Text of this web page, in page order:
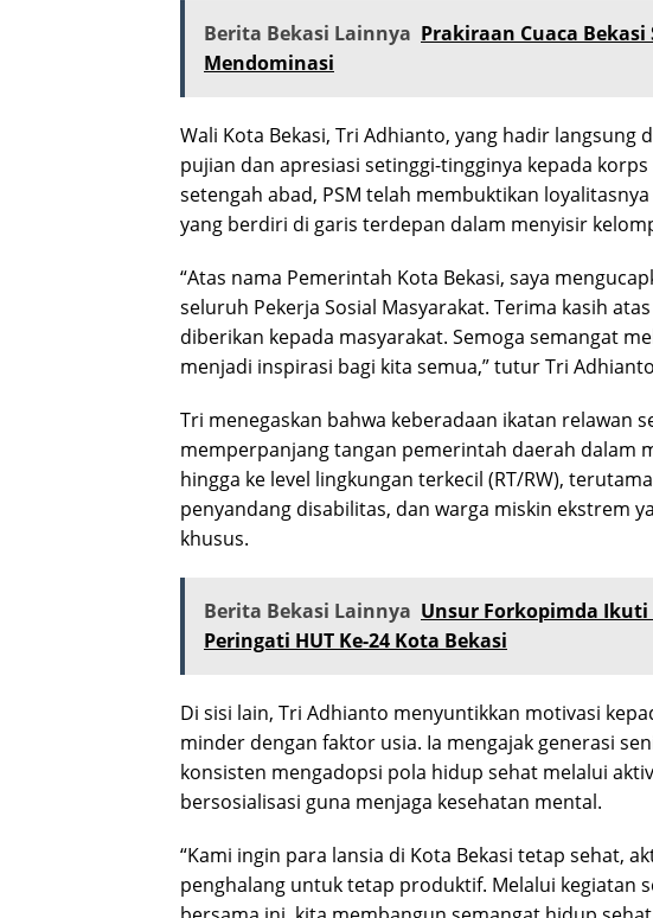
Berita Bekasi Lainnya Prakiraan Cuaca
Mendominasi
Wali Kota Bekasi, Tri Adhianto, yang hadir langsung
pujian dan apresiasi setinggi-tingginya kepada
setengah abad, PSM telah membuktikan
yang berdiri di garis terdepan dalam menyisir
“Atas nama Pemerintah Kota Bekasi, saya
seluruh Pekerja Sosial Masyarakat. Terima kasih
diberikan kepada masyarakat. Semoga semangat
menjadi inspirasi bagi kita semua,” tutur Tri
Tri menegaskan bahwa keberadaan ikatan relawan
memperpanjang tangan pemerintah daerah dalam
hingga ke level lingkungan terkecil (RT/RW),
penyandang disabilitas, dan warga miskin ekstrem
khusus.
Berita Bekasi Lainnya Unsur Forkopimda Ikuti
Peringati HUT Ke-24 Kota Bekasi
Di sisi lain, Tri Adhianto menyuntikkan motivasi
minder dengan faktor usia. Ia mengajak generasi
konsisten mengadopsi pola hidup sehat melalui
bersosialisasi guna menjaga kesehatan mental.
“Kami ingin para lansia di Kota Bekasi tetap sehat,
penghalang untuk tetap produktif. Melalui kegiatan